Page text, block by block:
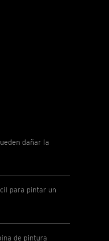
dañar la
para pintar un
de pintura